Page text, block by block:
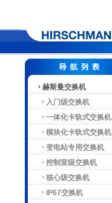
赫斯曼交换机
入门级交换机
一体化卡轨式交换机
模块化卡轨式交换机
变电站专用交换机
控制室级交换机
核心级交换机
IP67交换机